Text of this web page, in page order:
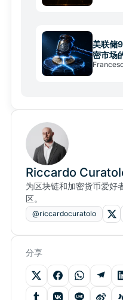
美联储
密市场
Riccardo
为区块链和加密货币爱好
区。
@riccardocuratolo
分享